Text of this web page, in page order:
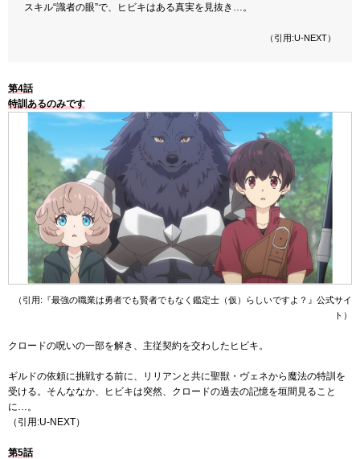
スキル“識者の眼”で、ヒビキはある真実を見抜き…。
（引用:U-NEXT）
第4話
特訓あるのみです
（引用:『最強の職業は勇者でも賢者でもなく鑑定士（仮）らしいですよ？』公式サイ
ト）
クロードの呪いの一部を解き、主従契約を交わしたヒビキ。
ギルドの依頼に挑戦する前に、リリアンと共に聖獣・ヴェネから魔法の特訓を
受ける。そんななか、ヒビキは突然、クロードの過去の記憶を垣間見ること
に…。
（引用:U-NEXT）
第5話